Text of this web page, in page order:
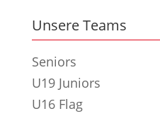
Unsere Teams
Seniors
U19 Juniors
U16 Flag